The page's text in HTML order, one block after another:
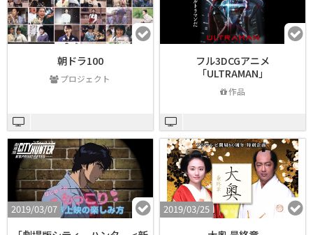
朝ドラ100
プロジェクト
フル3DCGアニメ
「ULTRAMAN」
作品
2019/03/07 2019/03/25